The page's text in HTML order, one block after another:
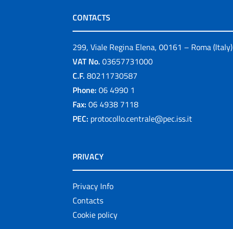
CONTACTS
299, Viale Regina Elena, 00161 – Roma (Italy)
VAT No. 03657731000
C.F. 80211730587
Phone: 06 4990 1
Fax: 06 4938 7118
PEC: protocollo.centrale@pec.iss.it
PRIVACY
Privacy Info
Contacts
Cookie policy